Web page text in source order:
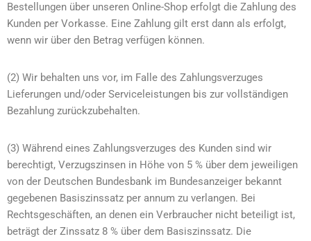
Bestellungen über unseren Online-Shop erfolgt die Zahlung des
Kunden per Vorkasse. Eine Zahlung gilt erst dann als erfolgt,
wenn wir über den Betrag verfügen können.
(2) Wir behalten uns vor, im Falle des Zahlungsverzuges
Lieferungen und/oder Serviceleistungen bis zur vollständigen
Bezahlung zurückzubehalten.
(3) Während eines Zahlungsverzuges des Kunden sind wir
berechtigt, Verzugszinsen in Höhe von 5 % über dem jeweiligen
von der Deutschen Bundesbank im Bundesanzeiger bekannt
gegebenen Basiszinssatz per annum zu verlangen. Bei
Rechtsgeschäften, an denen ein Verbraucher nicht beteiligt ist,
beträgt der Zinssatz 8 % über dem Basiszinssatz. Die